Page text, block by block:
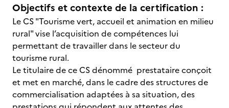
Objectifs et contexte de la certification :
Le CS "Tourisme vert, accueil et animation en milieu
rural" vise l’acquisition de compétences lui
permettant de travailler dans le secteur du
tourisme rural.
Le titulaire de ce CS dénommé prestataire conçoit
et met en marché, dans le cadre des structures de
commercialisation adaptées à sa situation, des